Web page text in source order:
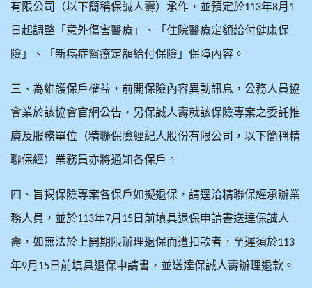
有限公司（以下簡稱保誠人壽）承作，並預定於113年8月 1
日起調整「意外傷害醫療」、「住院醫療定額給付健康保
險」、「新癌症醫療定額給付保險」保障內容。
三、為維護保戶權益，前開保險內容異動訊息，公務人員協
會業於該協會官網公告，另保誠人壽就該保險專案之委託推
廣及服務單位（精聯保險經紀人股份有限公司，以下簡稱精
聯保經）業務員亦將通知各保戶。
四、旨揭保險專案各保戶如擬退保，請逕洽精聯保經承辦業
務人員，並於113年7月 15 日前填具退保申請書送達保誠人
壽，如無法於上開期限辦理退保而遭扣款者，至遲須於113
年9月 15 日前填具退保申請書，並送達保誠人壽辦理退款。